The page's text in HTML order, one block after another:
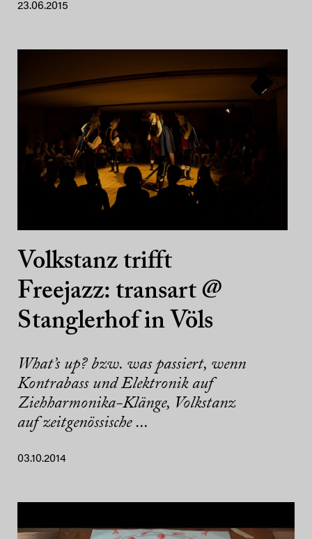
23.06.2015
Volkstanz trifft
Freejazz: transart @
Stanglerhof in Völs
What’s up? bzw. was passiert, wenn
Kontrabass und Elektronik auf
Ziehharmonika-Klänge, Volkstanz
auf zeitgenössische ...
03.10.2014